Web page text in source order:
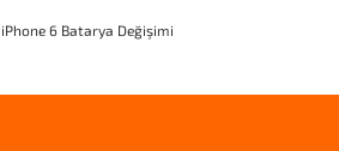
iPhone 6 Batarya Değişimi